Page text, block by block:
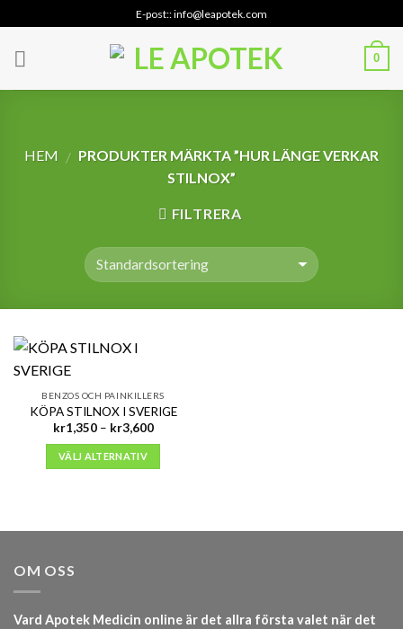
to
content
E-post:: info@leapotek.com
0
HEM / PRODUKTER MÄRKTA ”HUR LÄNGE VERKAR
STILNOX”
FILTRERA
BENZOS OCH PAINKILLERS
KÖPA STILNOX I SVERIGE
kr1,350 – kr3,600Prisintervall:
VÄLJ ALTERNATIV
OM OSS
Vard Apotek Medicin online är det allra första valet när det